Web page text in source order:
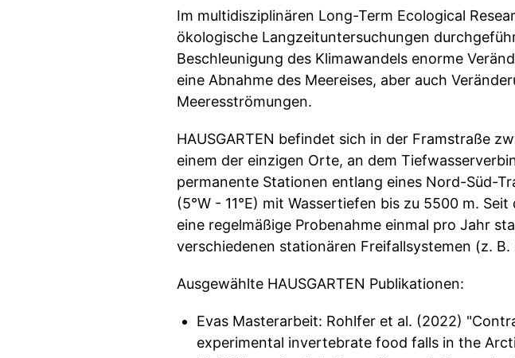
Im multidisziplinären Long-Term Ecological
ökologische Langzeituntersuchungen
Beschleunigung des Klimawandels enorme
eine Abnahme des Meereises, aber auch
Meeresströmungen.
HAUSGARTEN befindet sich in der Framstraße
einem der einzigen Orte, an dem
permanente Stationen entlang eines Nord-Süd-
(5°W - 11°E) mit Wassertiefen bis zu 5500 m.
eine regelmäßige Probenahme einmal pro Jahr
verschiedenen stationären Freifallsystemen (z.
Ausgewählte HAUSGARTEN Publikationen:
Evas Masterarbeit: Rohlfer et al. (2022)
experimental invertebrate food falls in the